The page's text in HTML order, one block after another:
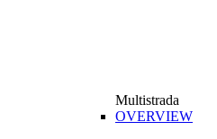
Multistrada
OVERVIEW